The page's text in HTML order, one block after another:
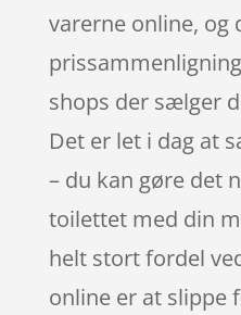
varerne online, og
shops der sælger
Det er let i dag at
– du kan gøre det
toilettet med din
helt stort fordel
online er at slippe